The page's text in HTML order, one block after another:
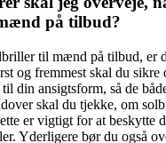
på tilbud?
til mænd på tilbud, er
og fremmest skal du sikre
din ansigtsform, så de
skal du tjekke, om
er vigtigt for at beskytte
Yderligere bør du også